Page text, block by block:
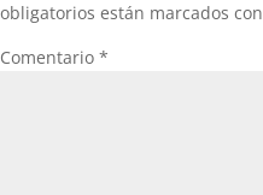
obligatorios están marcados con
Comentario *